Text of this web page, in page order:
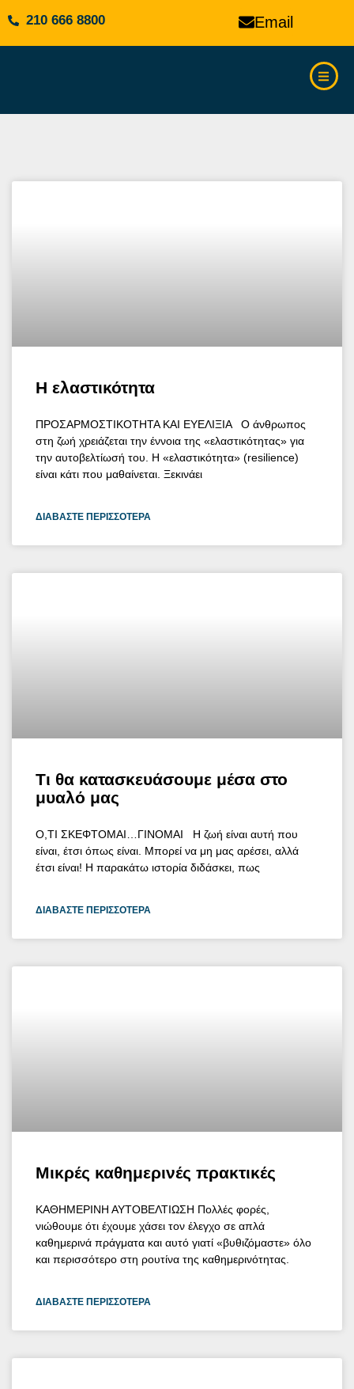
210 666 8800 Email
Η ελαστικότητα
ΠΡΟΣΑΡΜΟΣΤΙΚΟΤΗΤΑ ΚΑΙ ΕΥΕΛΙΞΙΑ Ο άνθρωπος
στη ζωή χρειάζεται την έννοια της «ελαστικότητας» για
την αυτοβελτίωσή του. Η «ελαστικότητα» (resilience)
είναι κάτι που μαθαίνεται. Ξεκινάει
ΔΙΑΒΆΣΤΕ ΠΕΡΙΣΣΌΤΕΡΑ
Τι θα κατασκευάσουμε μέσα στο
μυαλό μας
Ο,ΤΙ ΣΚΕΦΤΟΜΑΙ…ΓΙΝΟΜΑΙ Η ζωή είναι αυτή που
είναι, έτσι όπως είναι. Μπορεί να μη μας αρέσει, αλλά
έτσι είναι! Η παρακάτω ιστορία διδάσκει, πως
ΔΙΑΒΆΣΤΕ ΠΕΡΙΣΣΌΤΕΡΑ
Μικρές καθημερινές πρακτικές
ΚΑΘΗΜΕΡΙΝΗ ΑΥΤΟΒΕΛΤΙΩΣΗ Πολλές φορές,
νιώθουμε ότι έχουμε χάσει τον έλεγχο σε απλά
καθημερινά πράγματα και αυτό γιατί «βυθιζόμαστε» όλο
και περισσότερο στη ρουτίνα της καθημερινότητας.
ΔΙΑΒΆΣΤΕ ΠΕΡΙΣΣΌΤΕΡΑ